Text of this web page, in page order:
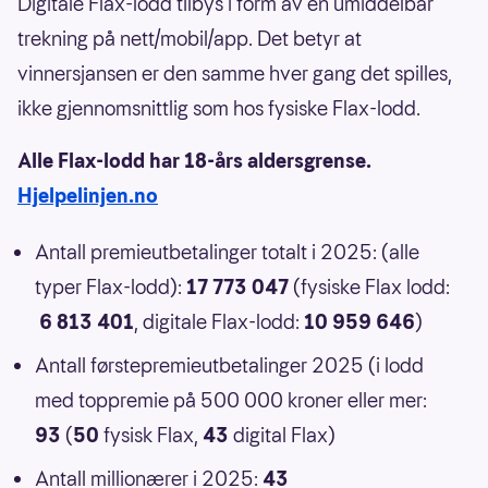
trekning på nett/mobil/app. Det betyr at
vinnersjansen er den samme hver gang det spilles,
ikke gjennomsnittlig som hos fysiske Flax-lodd.
Alle Flax-lodd har 18-års aldersgrense.
Hjelpelinjen.no
Antall premieutbetalinger totalt i 2025: (alle
typer Flax-lodd): 17 773 047 (fysiske Flax lodd:
6 813 401, digitale Flax-lodd: 10 959 646)
Antall førstepremieutbetalinger 2025 (i lodd
med toppremie på 500 000 kroner eller mer:
93 (50 fysisk Flax, 43 digital Flax)
Antall millionærer i 2025: 43